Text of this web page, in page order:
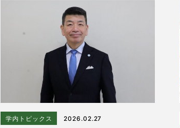
学内トピックス 2026.02.27